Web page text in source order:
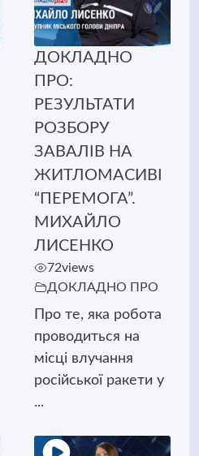
ДОКЛАДНО
ПРО:
РЕЗУЛЬТАТИ
РОЗБОРУ
ЗАВАЛІВ НА
ЖИТЛОМАСИВІ
“ПЕРЕМОГА”.
МИХАЙЛО
ЛИСЕНКО
72views
ДОКЛАДНО ПРО
Про те, яка робота
проводиться на
місці влучання
російської ракети у
...